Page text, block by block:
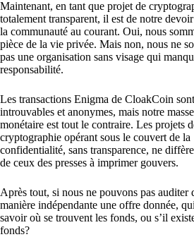
Maintenant, en tant que projet de
totalement transparent, il est de notre
la communauté au courant. Oui, nous
pièce de la vie privée. Mais non, nous ne
pas une organisation sans visage qui
responsabilité.
Les transactions Enigma de CloakCoin sont
introuvables et anonymes, mais notre masse
monétaire est tout le contraire. Les projets
cryptographie opérant sous le couvert de la
confidentialité, sans transparence, ne
de ceux des presses à imprimer gouvers.
Après tout, si nous ne pouvons pas auditer
manière indépendante une offre donnée,
savoir où se trouvent les fonds, ou s’il
fonds?